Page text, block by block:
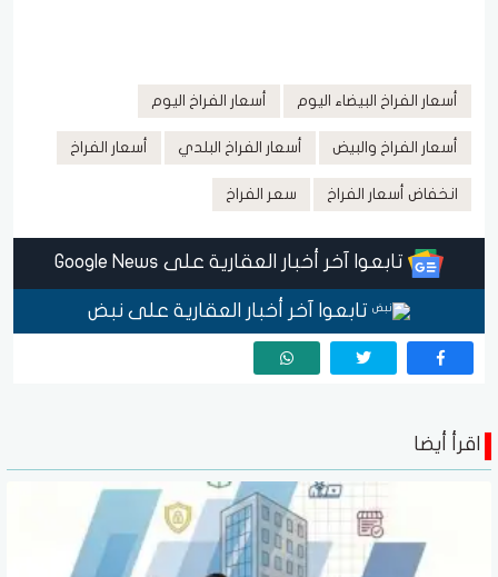
أسعار الفراخ البيضاء اليوم أسعار الفراخ اليوم
أسعار الفراخ والبيض أسعار الفراخ البلدي أسعار الفراخ
انخفاض أسعار الفراخ سعر الفراخ
تابعوا آخر أخبار العقارية على Google News
تابعوا آخر أخبار العقارية على نبض
اقرأ أيضا